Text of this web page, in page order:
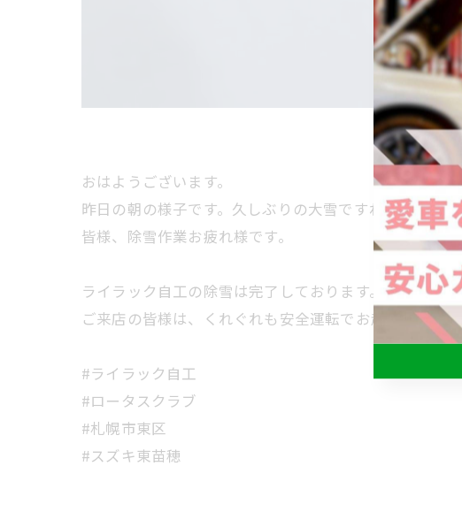
おはようございます。
昨日の朝の様子です。久しぶりの大雪ですね😊
皆様、除雪作業お疲れ様です。
ライラック自工の除雪は完了しております。
ご来店の皆様は、くれぐれも安全運転でお越しください‼️
#ライラック自工
#ロータスクラブ
#札幌市東区
#スズキ東苗穂